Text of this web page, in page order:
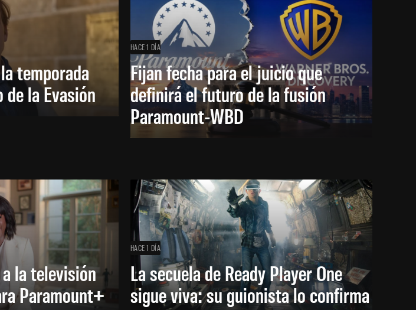
temporada
la Evasión
HACE 1 DÍA
Fijan fecha para el juicio que
definirá el futuro de la fusión
Paramount-WBD
la televisión
Paramount+
HACE 1 DÍA
La secuela de Ready Player One
sigue viva: su guionista lo confirma